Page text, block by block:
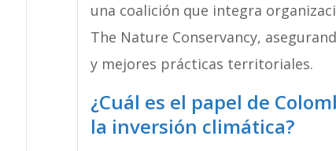
una coalición que integra
The Nature Conservancy,
y mejores prácticas territoriales.
¿Cuál es el papel de
la inversión climática?